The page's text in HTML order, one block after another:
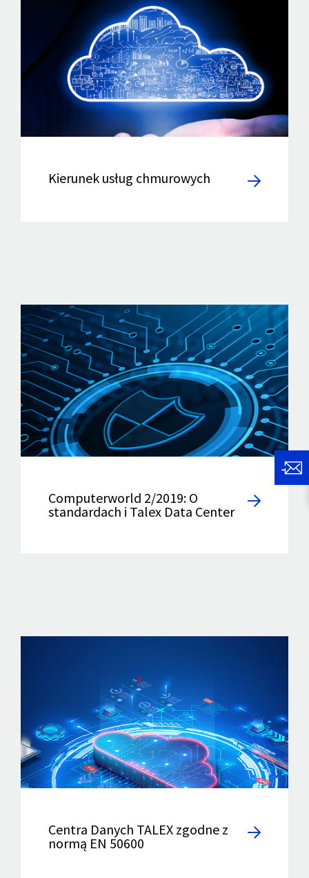
Kierunek usług chmurowych
Computerworld 2/2019: O
standardach i Talex Data Center
Centra Danych TALEX zgodne z
normą EN 50600